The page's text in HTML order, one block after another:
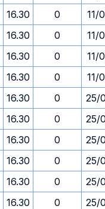
16.30 0
11/
16.30 0
11/
16.30 0
11/
16.30 0
11/
16.30 0
25/
16.30 0
25/
16.30 0
25/
16.30 0
25/
16.30 0
25/
16.30 0 25/